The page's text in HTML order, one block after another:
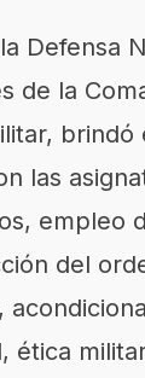
Defensa
de la
brindó
las
empleo
del
ética